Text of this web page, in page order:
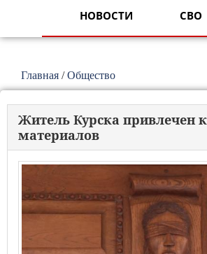
НОВОСТИ СВО
Главная /Общество
Житель Курска привлечен к
материалов